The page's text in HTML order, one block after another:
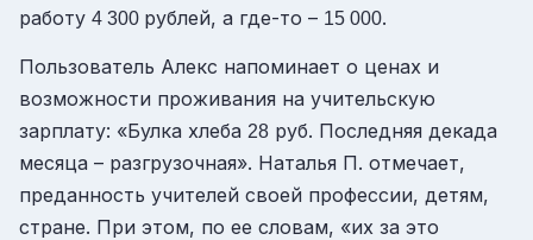
работу 4 300 рублей, а где-то – 15 000.
Пользователь Алекс напоминает о ценах и
возможности проживания на учительскую
зарплату: «Булка хлеба 28 руб. Последняя декада
месяца – разгрузочная». Наталья П. отмечает,
преданность учителей своей профессии, детям,
стране. При этом, по ее словам, «их за это